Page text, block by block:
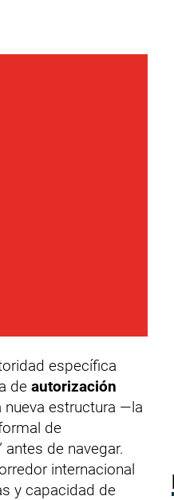
específica
de autorización
nueva estructura —la
de
de navegar.
internacional
y capacidad de